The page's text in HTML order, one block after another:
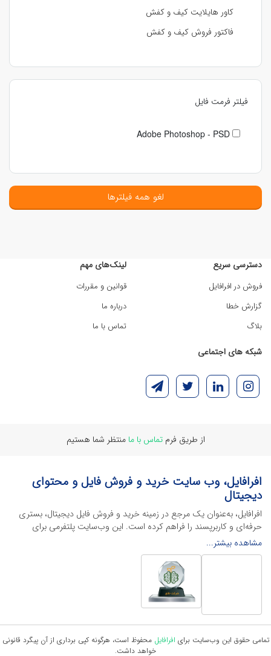
کاور هایلایت کیف و کفش
فاکتور فروش کیف و کفش
فیلتر فرمت فایل
Adobe Photoshop - PSD
لغو همه فیلترها
دسترسی سریع
فروش در افرافایل
گزارش خطا
بلاگ
لینک‌های مهم
قوانین و مقررات
درباره ما
تماس با ما
شبکه های اجتماعی
از طریق فرمتماس با ما منتظر شما هستیم
افرافایل، وب سایت خرید و فروش فایل و محتوای
دیجیتال
افرافایل، به‌عنوان یک مرجع در زمینه خرید و فروش فایل دیجیتال، بستری
حرفه‌ای و کاربرپسند را فراهم کرده است. این وب‌سایت‌ پلتفرمی برای
طراحان، دانشجویان و فریلنسرها ایجاد می‌کند تا به راحتی محصولات
دیجیتال خود را به فروش رسانده یا از محتواهایی باکیفیت برای پیشبرد
اهدافشان استفاده کنند.
این سایت با ارائه تنوع گسترده‌ای از محصولات دیجیتال از انواع فایل های
لایه باز نرم افراهای ادیت ویدئو گرفته تا فایل لایه باز فتوشاپ، ایلاستریتور و
اکسل گرفته تا قالب‌های ارائه پاورپوینت به کاربران کمک می‌کند تا زمان و
هزینه‌های خود را کاهش داده و به سرعت پروژه‌های خود را تکمیل کنند. در
ادامه، به معرفی گوشه‌ای از محصولات افرافایل پرداخته‌ایم:
مشاهده بیشتر...
تمامی حقوق این وب‌سایت برای افرافایل محفوظ است، هرگونه کپی برداری از آن پیگرد قانونی
خواهد داشت.